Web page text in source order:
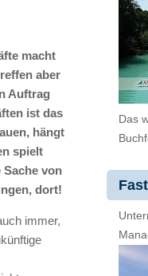
macht
aber
Auftrag
ist das
hängt
spielt
von
dort!
immer,
Das